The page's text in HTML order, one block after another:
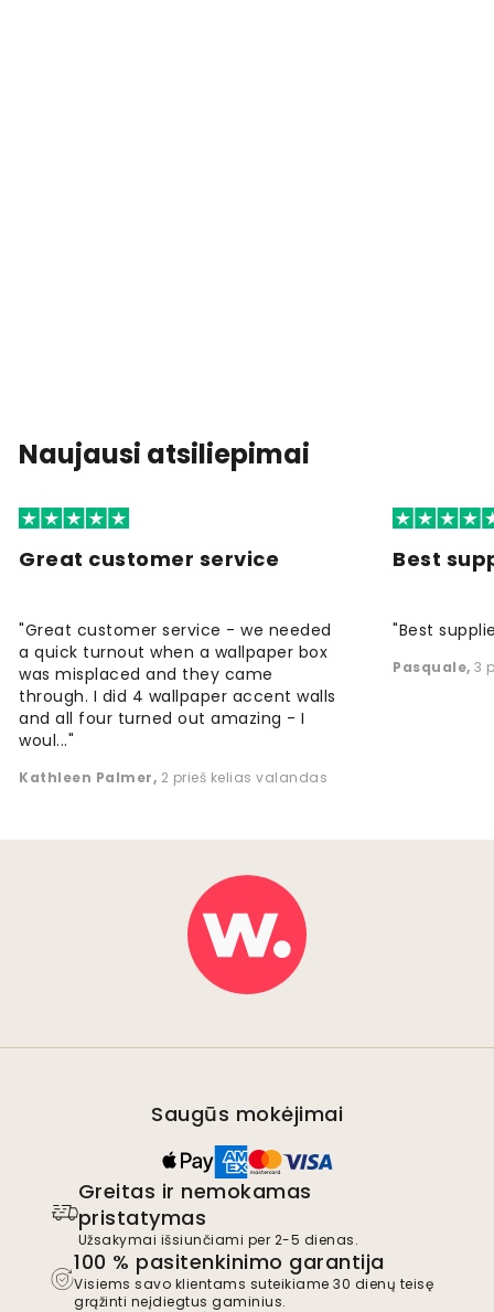
Naujausi atsiliepimai
Great customer service
"Great customer service - we needed
a quick turnout when a wallpaper box
was misplaced and they came
through. I did 4 wallpaper accent walls
and all four turned out amazing - I
woul..."
Kathleen Palmer, 2 prieš kelias valandas
Best
"Best
Pasquale, 3
Saugūs mokėjimai
Greitas ir nemokamas
pristatymas
Užsakymai išsiunčiami per 2-5 dienas.
100 % pasitenkinimo garantija
Visiems savo klientams suteikiame 30 dienų teisę
grąžinti neįdiegtus gaminius.